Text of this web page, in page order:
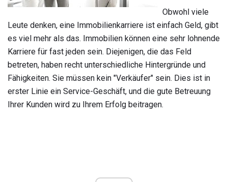
Obwohl viele
Leute denken, eine Immobilienkarriere ist einfach Geld, gibt
es viel mehr als das. Immobilien können eine sehr lohnende
Karriere für fast jeden sein. Diejenigen, die das Feld
betreten, haben recht unterschiedliche Hintergründe und
Fähigkeiten. Sie müssen kein "Verkäufer" sein. Dies ist in
erster Linie ein Service-Geschäft, und die gute Betreuung
Ihrer Kunden wird zu Ihrem Erfolg beitragen.